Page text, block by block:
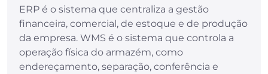
ERP é o sistema que centraliza a gestão
financeira, comercial, de estoque e de produção
da empresa. WMS é o sistema que controla a
operação física do armazém, como
endereçamento, separação, conferência e